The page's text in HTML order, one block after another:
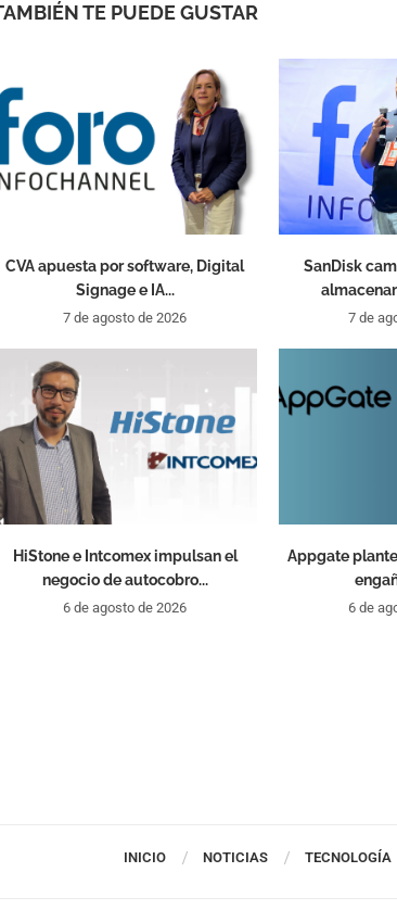
TE PUEDE GUSTAR
CVA apuesta por software, Digital
Signage e IA...
7 de agosto de 2026
SanDisk
7 de
HiStone e Intcomex impulsan el
negocio de autocobro...
6 de agosto de 2026
Appgate
6 de
INICIO NOTICIAS TECNOLOGÍA